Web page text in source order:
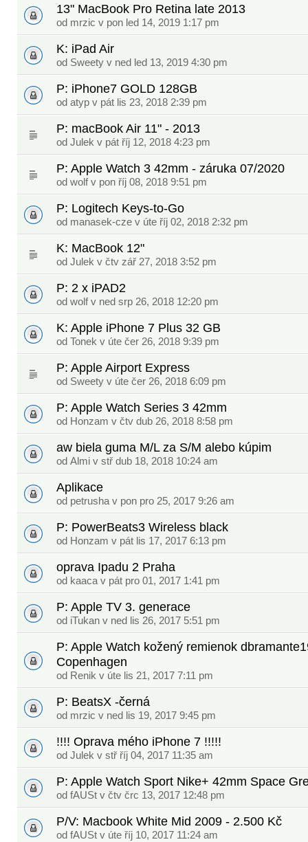
13" MacBook Pro Retina late 2013
od mrzic v pon led 14, 2019 1:17 pm
K: iPad Air
od Sweety v ned led 13, 2019 4:30 pm
P: iPhone7 GOLD 128GB
od atyp v pát lis 23, 2018 2:39 pm
P: macBook Air 11" - 2013
od Julek v pát říj 12, 2018 4:23 pm
P: Apple Watch 3 42mm - záruka 07/2020
od wolfv pon říj 08, 2018 9:51 pm
P: Logitech Keys-to-Go
od manasek-cze v úte říj 02, 2018 2:32 pm
K: MacBook 12"
od Julek v čtv zář 27, 2018 3:52 pm
P: 2 x iPAD2
od wolfv ned srp 26, 2018 12:20 pm
K: Apple iPhone 7 Plus 32 GB
od Tonek v úte čer 26, 2018 9:39 pm
P: Apple Airport Express
od Sweety v úte čer 26, 2018 6:09 pm
P: Apple Watch Series 3 42mm
od Honzam v čtv dub 26, 2018 8:58 pm
aw biela guma M/L za S/M alebo kúpim
od Almi v stř dub 18, 2018 10:24 am
Aplikace
od petrusha v pon pro 25, 2017 9:26 am
P: PowerBeats3 Wireless black
od Honzam v pát lis 17, 2017 6:13 pm
oprava Ipadu 2 Praha
od kaaca v pát pro 01, 2017 1:41 pm
P: Apple TV 3. generace
od iTukan v ned lis 26, 2017 5:51 pm
P: Apple Watch kožený remienok
Copenhagen
od Renik v úte lis 21, 2017 7:11 pm
P: BeatsX -černá
od mrzic v ned lis 19, 2017 9:45 pm
!!!! Oprava mého iPhone 7 !!!!!
od Julek v stř říj 04, 2017 11:35 am
P: Apple Watch Sport Nike+ 42mm Space
od fAUSt v čtv črc 13, 2017 12:48 pm
P/V: Macbook White Mid 2009 - 2.500 Kč
od fAUSt v úte říj 10, 2017 11:24 am